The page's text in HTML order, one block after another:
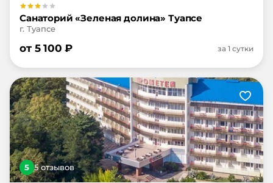
Санаторий «Зеленая долина» Туапсе
г. Туапсе
от 5 100 ₽ за 1 сутки
5 5отзывов